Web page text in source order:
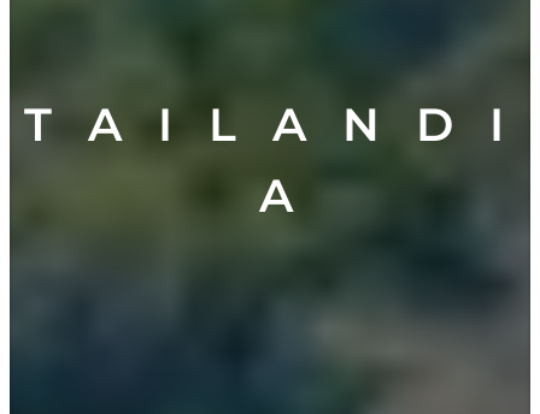
T A I L A N D I
A